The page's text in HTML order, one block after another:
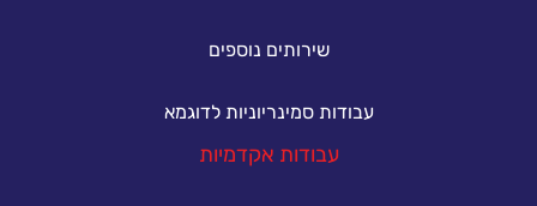
שירותים נוספים
עבודות סמינריוניות לדוגמא
עבודות אקדמיות